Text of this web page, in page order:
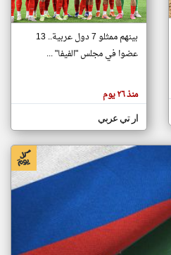
تغيير الدولة
اخبار جزر القمر على مدار الساعة
أهم اخبار جزر القمر العاجلة والمباشرة
بينهم ممثلو 7 دول عربية.. 13
عضوا في مجلس "الفيفا" ...
منذ ٢٦ يوم
ار تي عربي
klyoum.com